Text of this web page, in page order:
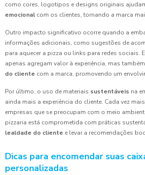
como cores, logotipos e designs originais
emocional com os clientes, tornando a marca
Outro impacto significativo ocorre quando a
informações adicionais, como sugestões de
para aquecer a pizza ou links para redes sociais.
apenas agregam valor à experiência, mas
do cliente com a marca, promovendo um
Por último, o uso de materiais sustentáveis na
ainda mais a experiência do cliente. Cada vez
empresas que se preocupam com o meio
pizzaria está comprometida com práticas
lealdade do cliente e levar a recomendações
Dicas para encomendar suas
personalizadas